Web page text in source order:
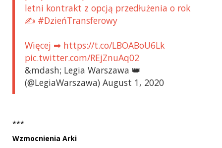
letni kontrakt z opcją przedłużenia o rok
✍ #DzieńTransferowy
Więcej ➡ https://t.co/LBOABoU6Lk
pic.twitter.com/REjZnuAq02
&mdash; Legia Warszawa 👑
(@LegiaWarszawa) August 1, 2020
***
Wzmocnienia Arki